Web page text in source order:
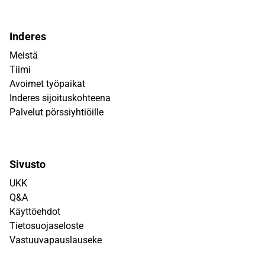
Inderes
Meistä
Tiimi
Avoimet työpaikat
Inderes sijoituskohteena
Palvelut pörssiyhtiöille
Sivusto
UKK
Q&A
Käyttöehdot
Tietosuojaseloste
Vastuuvapauslauseke